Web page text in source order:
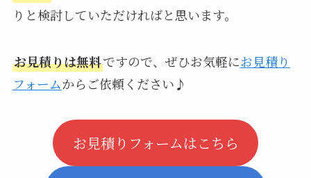
りと検討していただければと思います。
お見積りは無料ですので、ぜひお気軽にお見積り
フォームからご依頼ください♪
お見積りフォームはこちら